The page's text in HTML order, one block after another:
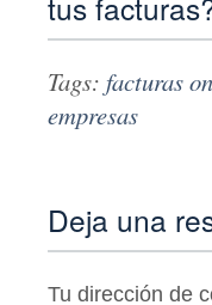
Tags: facturas
empresas
Deja una
Tu dirección de